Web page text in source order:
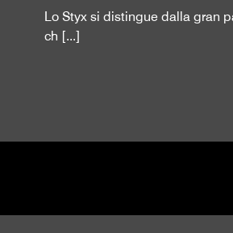
Lo Styx si distingue dalla gran
ch [...]